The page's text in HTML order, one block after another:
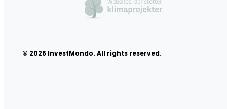
© 2026 InvestMondo. All rights reserved.